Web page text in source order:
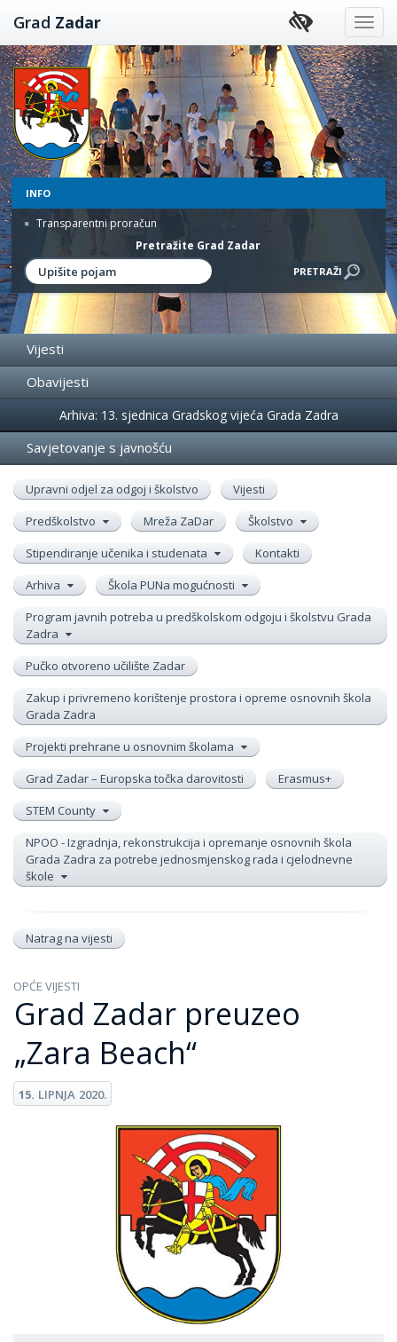
Preskoči
na
sadržaj
Grad Zadar
INFO
Transparentni proračun
Pretražite Grad Zadar
Vijesti
Obavijesti
Događanja
Arhiva: 13. sjednica Gradskog vijeća Grada Zadra
Savjetovanje s javnošću
Upravni odjel za odgoj i školstvo
Vijesti
Predškolstvo
Mreža ZaDar
Školstvo
Stipendiranje učenika i studenata
Kontakti
Arhiva
Škola PUNa mogućnosti
Program javnih potreba u predškolskom odgoju i školstvu Grada
Zadra
Pučko otvoreno učilište Zadar
Zakup i privremeno korištenje prostora i opreme osnovnih škola
Grada Zadra
Projekti prehrane u osnovnim školama
Grad Zadar – Europska točka darovitosti
Erasmus+
STEM County
NPOO - Izgradnja, rekonstrukcija i opremanje osnovnih škola
Grada Zadra za potrebe jednosmjenskog rada i cjelodnevne
škole
Natrag na vijesti
OPĆE VIJESTI
Grad Zadar preuzeo
„Zara Beach“
15. LIPNJA 2020.